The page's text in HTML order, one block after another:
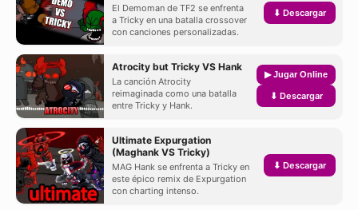
El Demoman de TF2 se enfrenta
a Tricky en una batalla crossover
con canciones personalizadas.
⬇ Descargar
Atrocity but Tricky VS Hank
La canción Atrocity
reimaginada como una batalla
entre Tricky y Hank.
▶ Jugar Online
⬇ Descargar
Ultimate Expurgation
(Maghank VS Tricky)
MAG Hank se enfrenta a Tricky en
este épico remix de Expurgation
con charting intenso.
⬇ Descargar